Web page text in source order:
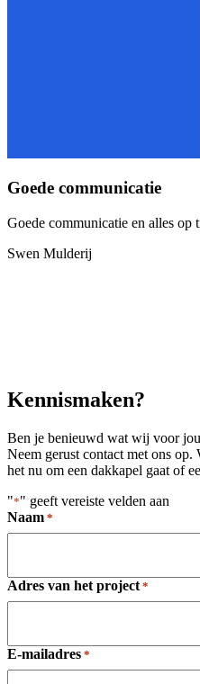
Goede communicatie
Goede communicatie en alles op
Swen Mulderij
Kennismaken?
Ben je benieuwd wat wij voor
Neem gerust contact met ons op.
het nu om een dakkapel gaat of
"*" geeft vereiste velden aan
Naam *
Adres van het project *
E-mailadres *